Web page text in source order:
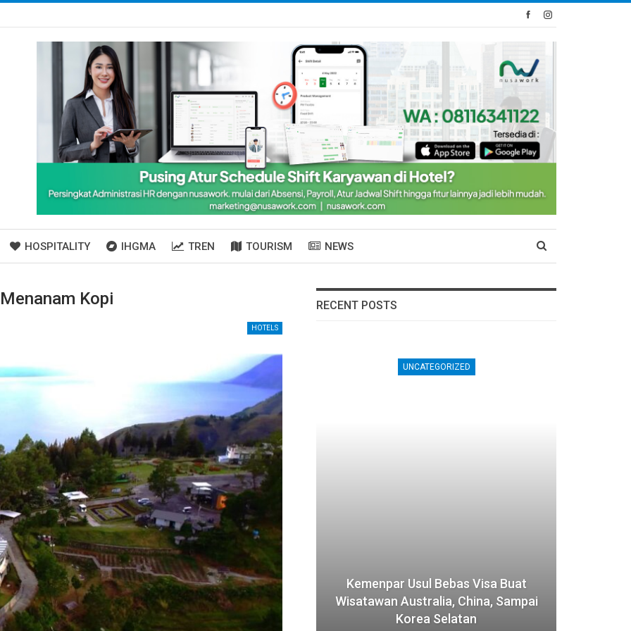
HOSPITALITY IHGMA TREN TOURISM NEWS
Kopi
HOTELS
RECENT POSTS
Pulih
UNCATEGORIZED
Kemenpar Usul Bebas Visa Buat
Wisatawan Australia, China, Sampai
Korea Selatan
INTERNATIONAL
Jepang Diserbu Turis, 70 Persen
Akomodasi Mengaku Kekurangan
Staf